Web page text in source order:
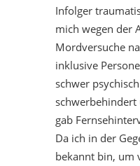
Infolger
mich wegen der
Mordversuche
inklusive
schwer
gab
Da ich in der
bekannt bin, um